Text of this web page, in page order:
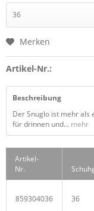
Merken
Artikel-Nr.:
Beschreibung
Der Snuglo ist mehr als
für drinnen und... mehr
Artikel-
Nr.
859304036 36